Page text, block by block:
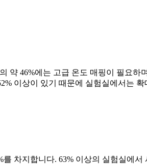
46%에는 고급 온도 매핑이 필요하
이상이 있기 때문에 실험실에서는 확
차지합니다. 63% 이상의 실험실에